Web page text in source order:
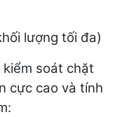
lượng tối đa)
soát chặt
cực cao và tính